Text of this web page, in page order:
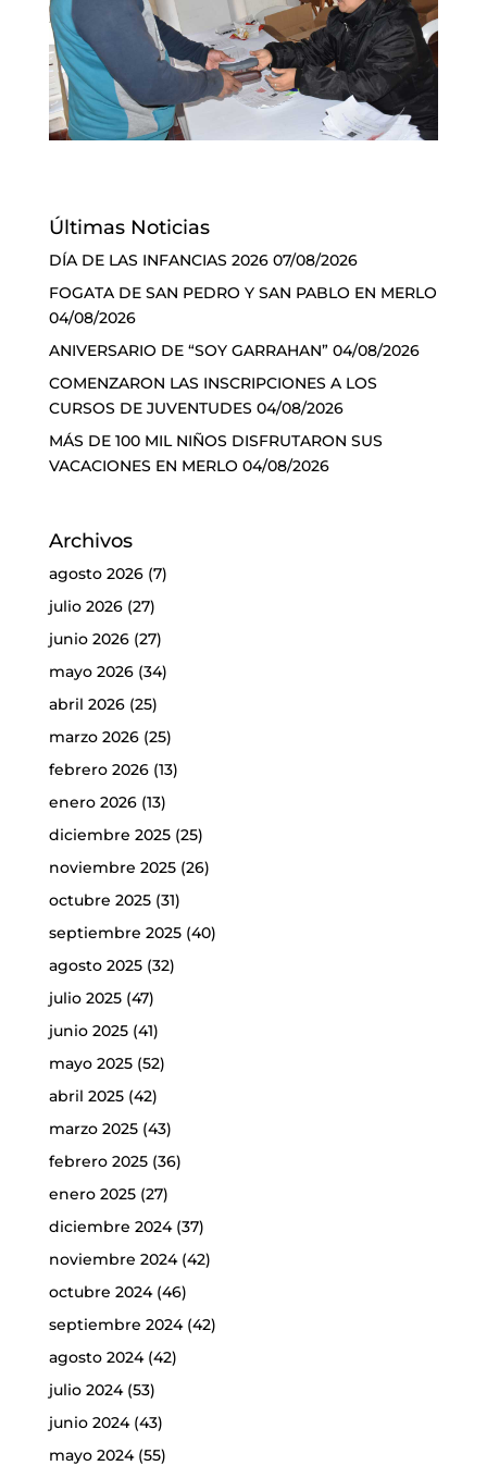
Últimas Noticias
DÍA DE LAS INFANCIAS 2026 07/08/2026
FOGATA DE SAN PEDRO Y SAN PABLO EN MERLO
04/08/2026
ANIVERSARIO DE “SOY GARRAHAN” 04/08/2026
COMENZARON LAS INSCRIPCIONES A LOS
CURSOS DE JUVENTUDES 04/08/2026
MÁS DE 100 MIL NIÑOS DISFRUTARON SUS
VACACIONES EN MERLO 04/08/2026
Archivos
agosto 2026(7)
julio 2026(27)
junio 2026(27)
mayo 2026(34)
abril 2026(25)
marzo 2026(25)
febrero 2026(13)
enero 2026(13)
diciembre 2025(25)
noviembre 2025(26)
octubre 2025(31)
septiembre 2025(40)
agosto 2025(32)
julio 2025(47)
junio 2025(41)
mayo 2025(52)
abril 2025(42)
marzo 2025(43)
febrero 2025(36)
enero 2025(27)
diciembre 2024(37)
noviembre 2024(42)
octubre 2024(46)
septiembre 2024(42)
agosto 2024(42)
julio 2024(53)
junio 2024(43)
mayo 2024(55)